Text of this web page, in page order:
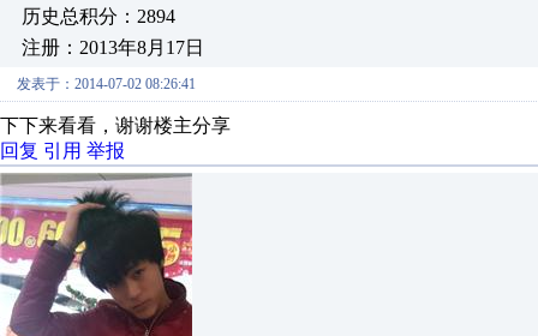
历史总积分：2894
注册：2013年8月17日
发表于：2014-07-02 08:26:41
下下来看看，谢谢楼主分享
回复 引用 举报